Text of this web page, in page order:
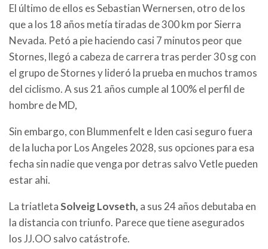
El último de ellos es Sebastian Wernersen, otro de los
que a los 18 años metía tiradas de 300 km por Sierra
Nevada. Petó a pie haciendo casi 7 minutos peor que
Stornes, llegó a cabeza de carrera tras perder 30 sg con
el grupo de Stornes y lideró la prueba en muchos tramos
del ciclismo. A sus 21 años cumple al 100% el perfil de
hombre de MD,
Sin embargo, con Blummenfelt e Iden casi seguro fuera
de la lucha por Los Angeles 2028, sus opciones para esa
fecha sin nadie que venga por detras salvo Vetle pueden
estar ahi.
La triatletaSolveig Lovseth, a sus 24 años debutaba en
la distancia con triunfo. Parece que tiene asegurados
los JJ.OO salvo catástrofe.